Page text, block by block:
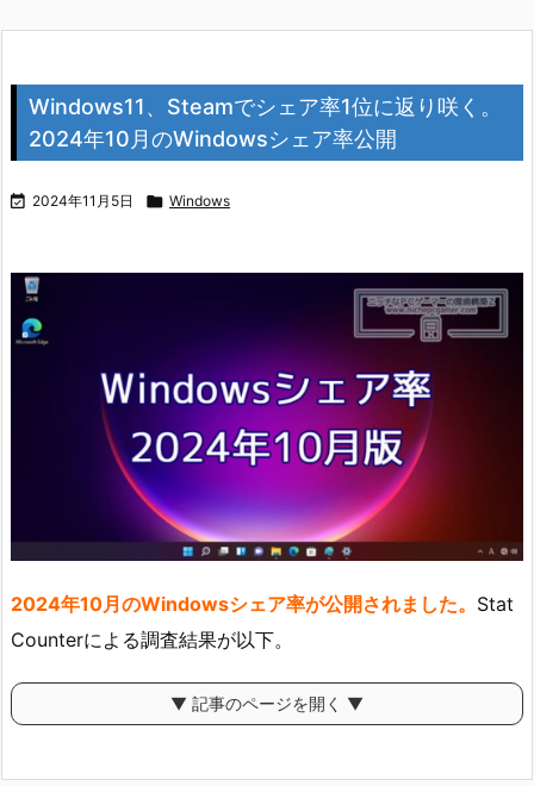
Windows11、Steamでシェア率1位に返り咲く。
2024年10月のWindowsシェア率公開
 2024年11月5日  Windows
2024年10月のWindowsシェア率が公開されました。 Stat
Counterによる調査結果が以下。
▼ 記事のページを開く ▼